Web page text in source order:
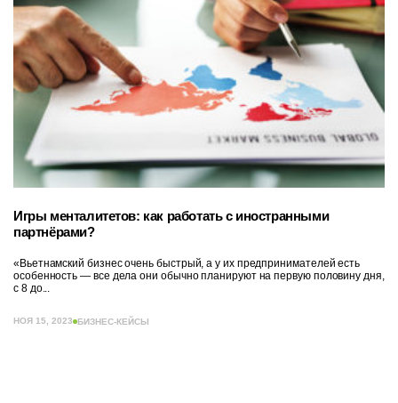
Игры менталитетов: как работать с иностранными
партнёрами?
«Вьетнамский бизнес очень быстрый, а у их предпринимателей есть
особенность — все дела они обычно планируют на первую половину дня,
с 8 до...
НОЯ 15, 2023 БИЗНЕС-КЕЙСЫ